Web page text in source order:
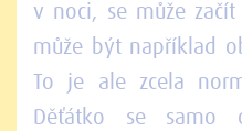
v noci, se může
může být například
To je ale zcela
Děťátko se samo